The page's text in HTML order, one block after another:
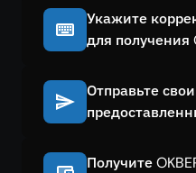
Укажите
для получения
Отправьте
Получите